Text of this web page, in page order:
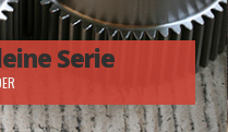
Serie